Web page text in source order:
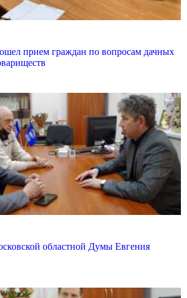
прием граждан по вопросам дачных
областной Думы Евгения